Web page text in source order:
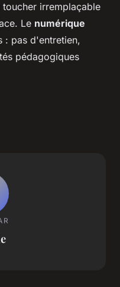
irremplaçable
Le numérique
: pas d'entretien,
pédagogiques